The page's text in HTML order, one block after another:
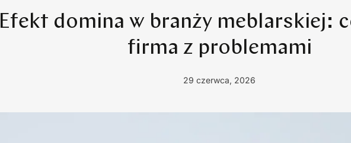
Efekt domina w branży meblarskiej:
firma z problemami
29 czerwca, 2026